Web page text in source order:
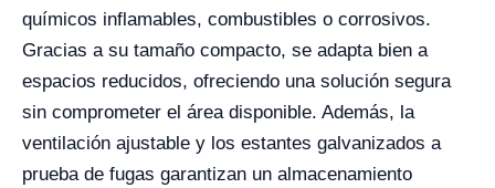
químicos inflamables, combustibles o corrosivos.
Gracias a su tamaño compacto, se adapta bien a
espacios reducidos, ofreciendo una solución segura
sin comprometer el área disponible. Además, la
ventilación ajustable y los estantes galvanizados a
prueba de fugas garantizan un almacenamiento